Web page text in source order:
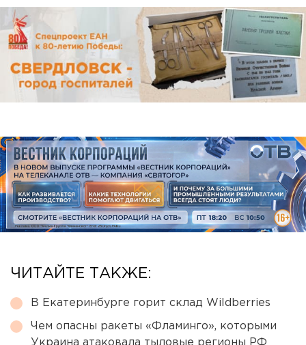
ЧИТАЙТЕ ТАКЖЕ:
В Екатеринбурге горит склад Wildberries
Чем опасны ракеты «Фламинго», которыми
Украина атаковала тыловые регионы РФ